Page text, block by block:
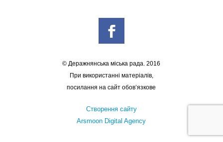
© Деражнянська міська рада. 2016
При використанні матеріалів,
посилання на сайт обов’язкове
Створення сайту
Arsmoon Digital Agency